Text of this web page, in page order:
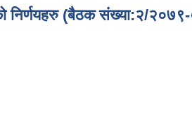
निर्णयहरु (बैठक संख्या:२/